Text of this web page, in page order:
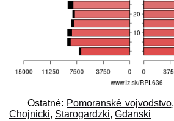
Ostatné: Pomoranské vojvodstvo,
Chojnicki, Starogardzki, Gdanski